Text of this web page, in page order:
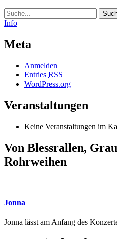
Suche
Info
Meta
Anmelden
Entries RSS
WordPress.org
Veranstaltungen
Keine Veranstaltungen im
Von Blessrallen,
Rohrweihen
Jonna
Jonna lässt am Anfang des